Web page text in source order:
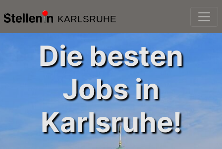
KARLSRUHE
Die besten
Jobs in
Karlsruhe!